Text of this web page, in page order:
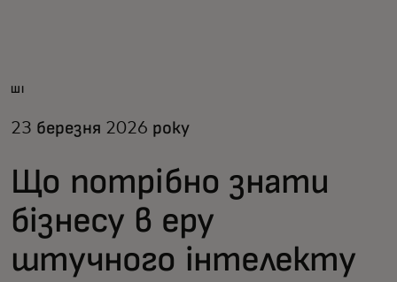
Для інноваторів
Новини та тренди
ШІ
23 березня 2026 року
Що потрібно знати
бізнесу в еру
штучного інтелекту